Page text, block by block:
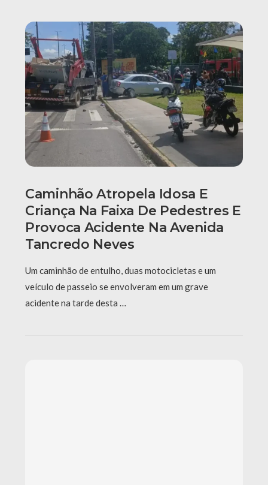
Caminhão Atropela Idosa E
Criança Na Faixa De Pedestres E
Provoca Acidente Na Avenida
Tancredo Neves
Um caminhão de entulho, duas motocicletas e um
veículo de passeio se envolveram em um grave
acidente na tarde desta …